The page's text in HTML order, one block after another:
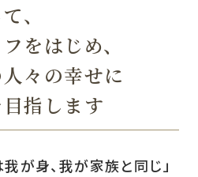
、
をはじめ、
々の幸せに
指します
が身、我が家族と同じ」